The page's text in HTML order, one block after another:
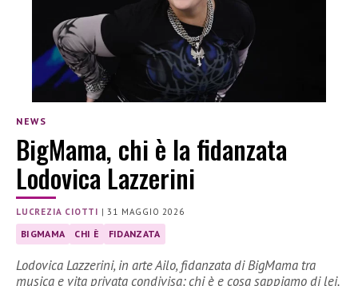
NEWS
BigMama, chi è la fidanzata
Lodovica Lazzerini
LUCREZIA CIOTTI |31 MAGGIO 2026
BIGMAMA CHI È FIDANZATA
Lodovica Lazzerini, in arte Ailo, fidanzata di BigMama tra
musica e vita privata condivisa: chi è e cosa sappiamo di lei.